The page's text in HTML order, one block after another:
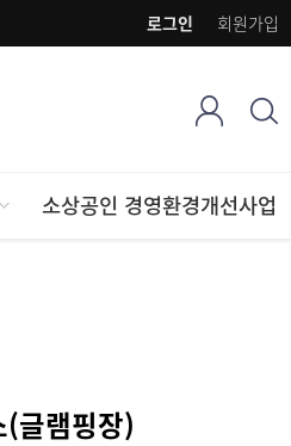
회원가입
로그인
소상공인 경영환경개선사업
글램핑장)